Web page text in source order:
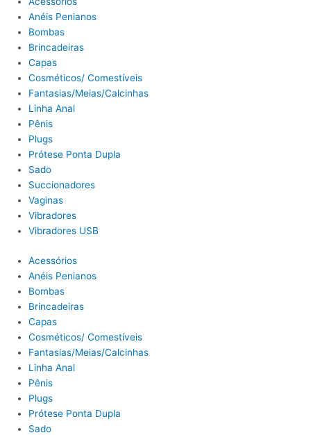
Anéis Penianos
Bombas
Brincadeiras
Capas
Cosméticos/ Comestíveis
Fantasias/Meias/Calcinhas
Linha Anal
Pênis
Plugs
Prótese Ponta Dupla
Sado
Succionadores
Vaginas
Vibradores
Vibradores USB
Acessórios
Anéis Penianos
Bombas
Brincadeiras
Capas
Cosméticos/ Comestíveis
Fantasias/Meias/Calcinhas
Linha Anal
Pênis
Plugs
Prótese Ponta Dupla
Sado